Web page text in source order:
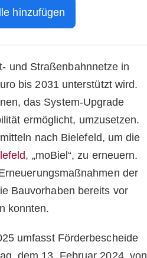
hinzufügen
und Straßenbahnnetze in
bis 2031 unterstützt wird.
das System-Upgrade
ermöglicht, umzusetzen.
nach Bielefeld, um die
, „moBiel“, zu erneuern.
der
Bauvorhaben bereits vor
konnten.
umfasst Förderbescheide
dem 13. Februar 2024, von